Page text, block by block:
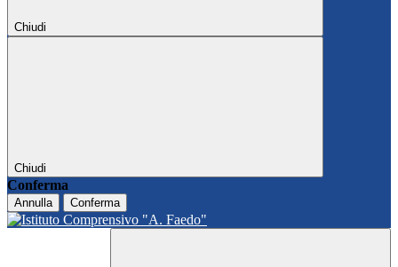
Chiudi
Chiudi
Conferma
Annulla Conferma